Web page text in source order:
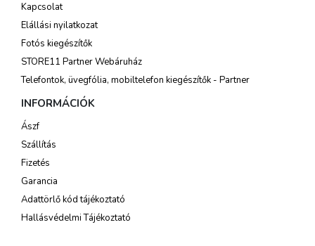
Kapcsolat
Elállási nyilatkozat
Fotós kiegészítők
STORE11 Partner Webáruház
Telefontok, üvegfólia, mobiltelefon kiegészítők - Partner
INFORMÁCIÓK
Ászf
Szállítás
Fizetés
Garancia
Adattörlő kód tájékoztató
Hallásvédelmi Tájékoztató